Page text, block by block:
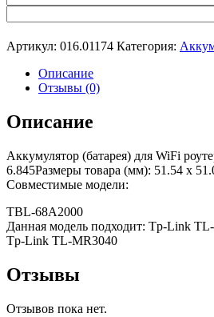
Артикул: 016.01174 Категория:
Описание
Отзывы (0)
Описание
Аккумулятор (батарея) для WiFi
6.845Размеры товара (мм): 51.54 x
Совместимые модели:
TBL-68A2000
Данная модель подходит: Tp-Link
Tp-Link TL-MR3040
Отзывы
Отзывов пока нет.